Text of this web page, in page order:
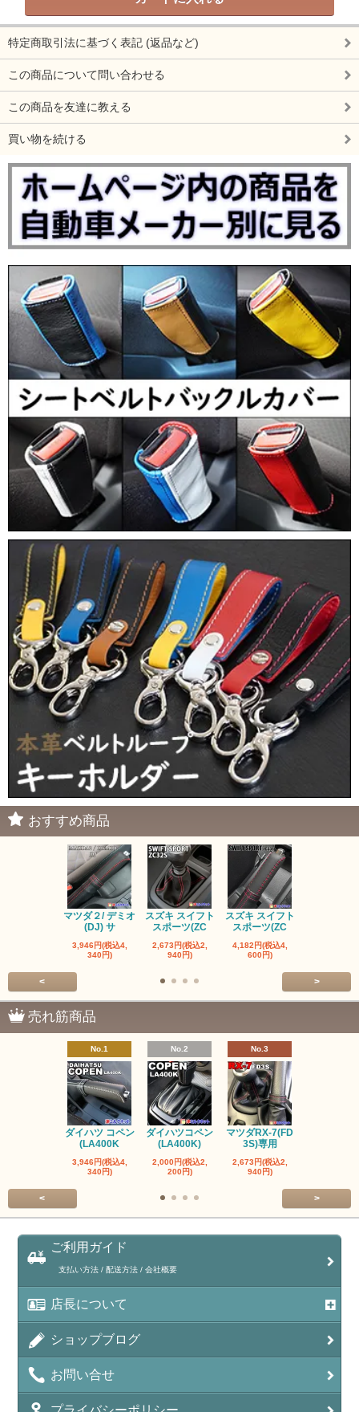
特定商取引法に基づく表記 (返品など)
この商品について問い合わせる
この商品を友達に教える
買い物を続ける
おすすめ商品
マツダ２/ デミオ
(DJ) サ
3,946円(税込4,
340円)
スズキ スイフト
スポーツ(ZC
2,673円(税込2,
940円)
スズキ スイフト
スポーツ(ZC
4,182円(税込4,
600円)
< >
売れ筋商品
No.1
ダイハツ コペン
(LA400K
3,946円(税込4,
340円)
No.2
ダイハツコペン
(LA400K)
2,000円(税込2,
200円)
No.3
マツダRX-7(FD
3S)専用
2,673円(税込2,
940円)
< >
ご利用ガイド
支払い方法 / 配送方法 / 会社概要
店長について
ショップブログ
お問い合せ